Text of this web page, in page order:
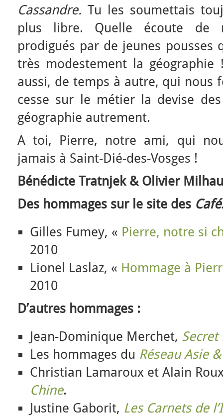
Cassandre. Tu les soumettais
plus libre. Quelle écoute de
prodigués par de jeunes pousses
très modestement la géographie
aussi, de temps à autre, qui nous
cesse sur le métier la devise
géographie autrement.
A toi, Pierre, notre ami, qui
jamais à Saint-Dié-des-Vosges !
Bénédicte Tratnjek & Olivier
Des hommages sur le site des
Gilles Fumey, « Pierre, notre si
2010
Lionel Laslaz, « Hommage à
2010
D’autres hommages :
Jean-Dominique Merchet, Secret
Les hommages du Réseau Asie
Christian Lamaroux et Alain
Chine.
Justine Gaborit, Les Carnets de